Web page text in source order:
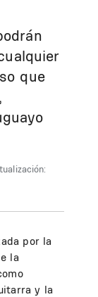
que
por la
la
y la